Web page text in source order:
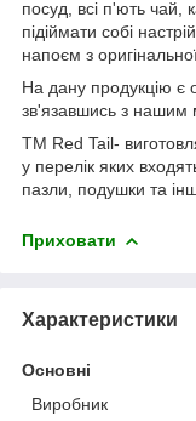
посуд, всі п'ють чай,
підіймати собі
напоєм з
На дану продукцію є
зв'язавшись з
ТМ Red Tail-
у перелік яких
пазли, подушки та
Приховати
Характеристики
Основні
Виробник